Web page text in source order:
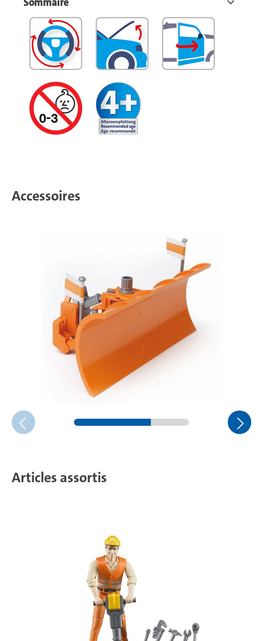
Accessoires
Articles assortis